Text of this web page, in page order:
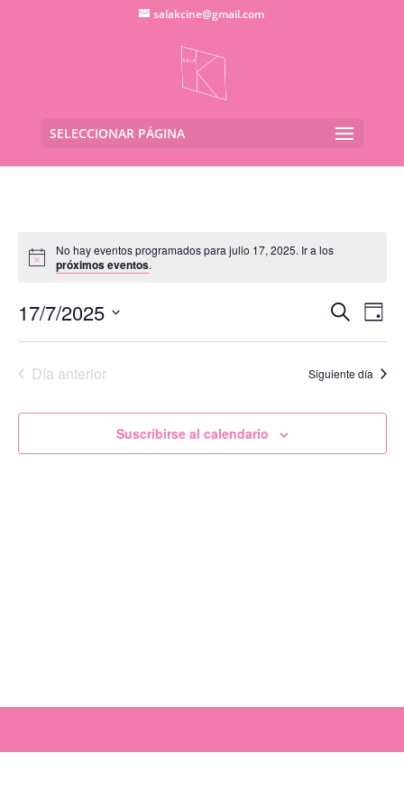
salakcine@gmail.com
SELECCIONAR PÁGINA
No hay eventos programados para julio 17, 2025. Ir a los
próximos eventos.
de
y
Buscar
de
de
Día
17/7/2025
Día anterior Siguiente día
Suscribirse al calendario